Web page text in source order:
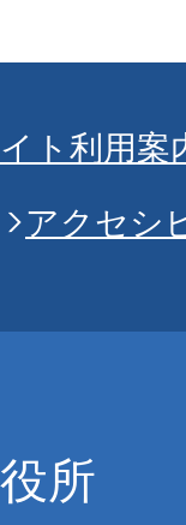
ト利用案
アクセシ
所